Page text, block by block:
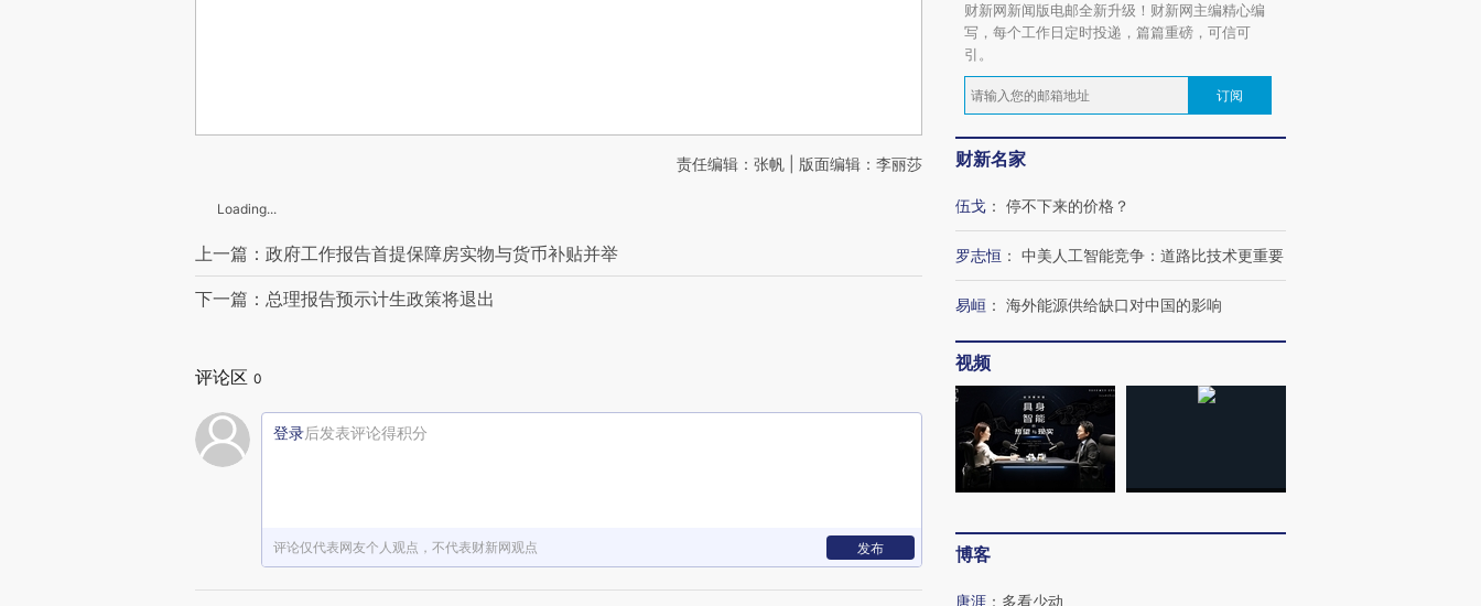
责任编辑：张帆 | 版面编辑：李丽莎
Loading...
上一篇：政府工作报告首提保障房实物与货币补贴并举
下一篇：总理报告预示计生政策将退出
评论区 0
登录后发表评论得积分
评论仅代表网友个人观点，不代表财新网观点 发布
财新网新闻版电邮全新升级！财新网主编精心编
写，每个工作日定时投递，篇篇重磅，可信可
引。
订阅
财新名家
伍戈 ： 停不下来的价格？
罗志恒 ： 中美人工智能竞争：道路比技术更重要
易峘 ： 海外能源供给缺口对中国的影响
视频
博客
唐涯 ： 多看少动